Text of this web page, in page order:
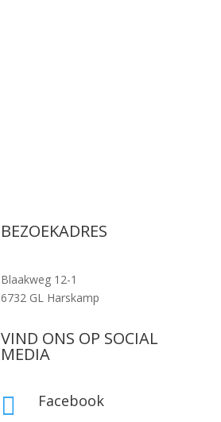
BEZOEKADRES
Blaakweg 12-1
6732 GL Harskamp
VIND ONS OP SOCIAL
MEDIA
 Facebook